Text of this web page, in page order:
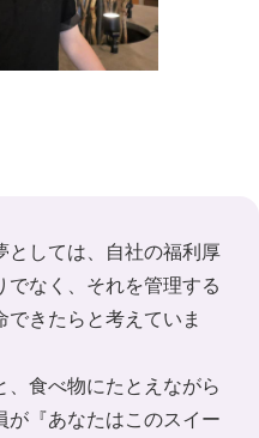
しては、自社の福利厚
なく、それを管理する
きたらと考えていま
、食べ物にたとえながら
が『あなたはこのスイー